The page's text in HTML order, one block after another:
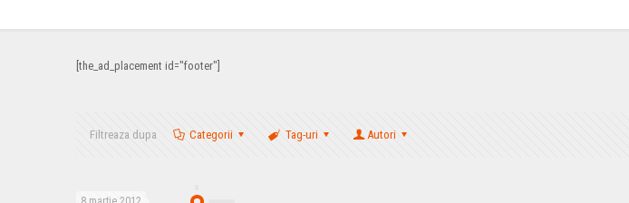
[the_ad_placement id="footer"]
Filtreaza dupa Categorii Tag-uri Autori